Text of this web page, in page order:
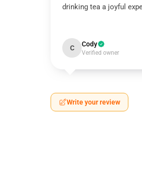
drinking tea a joyful
C Cody
Verified owner
Write your review